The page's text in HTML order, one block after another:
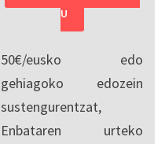
U
50€/eusko edo
gehiagoko edozein
sustengurentzat,
Enbataren urteko